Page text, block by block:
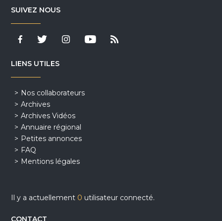
SUIVEZ NOUS
LIENS UTILES
Nos collaborateurs
Archives
Archives Vidéos
Annuaire régional
Petites annonces
FAQ
Mentions légales
Il y a actuellement 0 utilisateur connecté.
CONTACT